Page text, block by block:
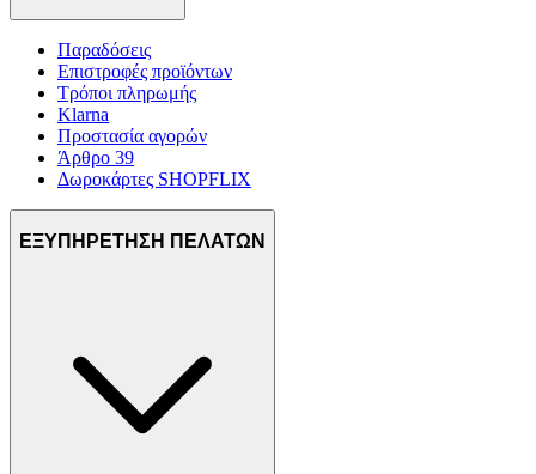
Παραδόσεις
Επιστροφές προϊόντων
Τρόποι πληρωμής
Klarna
Προστασία αγορών
Άρθρο 39
Δωροκάρτες SHOPFLIX
ΕΞΥΠΗΡΕΤΗΣΗ ΠΕΛΑΤΩΝ